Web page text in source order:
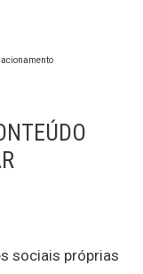
sociais próprias